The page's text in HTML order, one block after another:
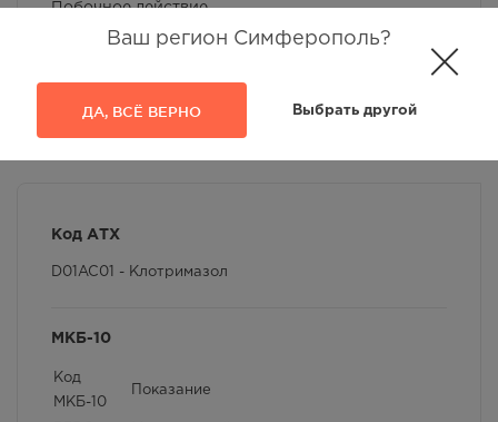
Ваш регион Симферополь?
ДА, ВСЁ ВЕРНО Выбрать другой
Побочное действие
Применение при беременности и кормлении
Фармакокинетика
Фармакологические свойства
Взаимодействие с другими лекарственными
Код АТХ
D01AC01 - Клотримазол
МКБ-10
Код
МКБ-10
Показание